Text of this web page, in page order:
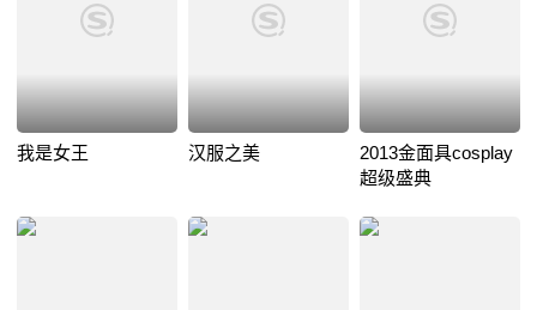
我是女王 汉服之美
2013金面具cosplay
超级盛典